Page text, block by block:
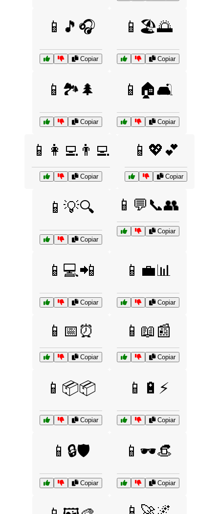
📱🎵🎧
Copiar
📱🏖️🌅
Copiar
📱🏞️🌲
Copiar
📱🏠🛋️
Copiar
📱👩‍💻👨‍💻
Copiar
📱💖💕
Copiar
📱💡🔍
Copiar
📱💬📞👥
Copiar
📱💻📲
Copiar
📱💼📊
Copiar
📱📅⏰
Copiar
📱📖📰
Copiar
📱📦📦
Copiar
📱🔋⚡
Copiar
📱🔒🛡️
Copiar
📱🕶️👒
Copiar